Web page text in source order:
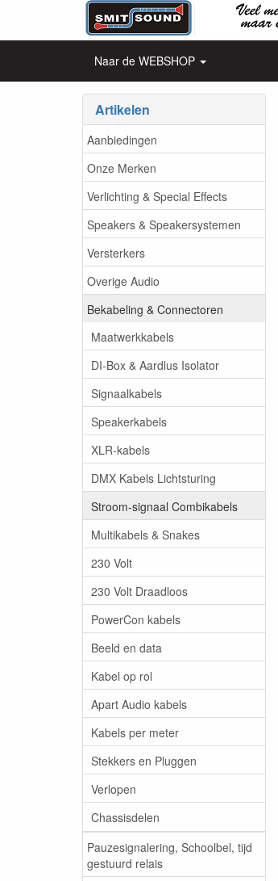
Naar de WEBSHOP
Artikelen
Aanbiedingen
Onze Merken
Verlichting & Special Effects
Speakers & Speakersystemen
Versterkers
Overige Audio
Bekabeling & Connectoren
Maatwerkkabels
DI-Box & Aardlus Isolator
Signaalkabels
Speakerkabels
XLR-kabels
DMX Kabels Lichtsturing
Stroom-signaal Combikabels
Multikabels & Snakes
230 Volt
230 Volt Draadloos
PowerCon kabels
Beeld en data
Kabel op rol
Apart Audio kabels
Kabels per meter
Stekkers en Pluggen
Verlopen
Chassisdelen
Pauzesignalering, Schoolbel, tijd
gestuurd relais